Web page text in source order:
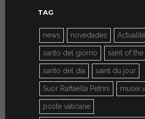
TAG
news novedades
santo del giorno saint of the
santo del día saint du jour
Suor Raffaella Petrini musei
poste vaticane